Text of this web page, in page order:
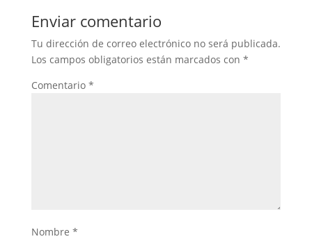
Enviar comentario
Tu dirección de correo electrónico no será publicada.
Los campos obligatorios están marcados con *
Comentario *
Nombre *